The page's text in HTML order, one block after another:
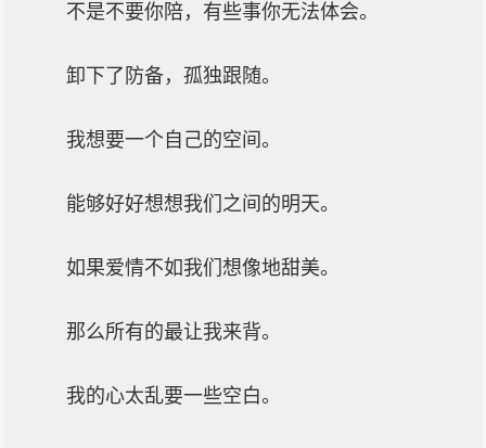
不是不要你陪，有些事你无法体会。
卸下了防备，孤独跟随。
我想要一个自己的空间。
能够好好想想我们之间的明天。
如果爱情不如我们想像地甜美。
那么所有的最让我来背。
我的心太乱要一些空白。